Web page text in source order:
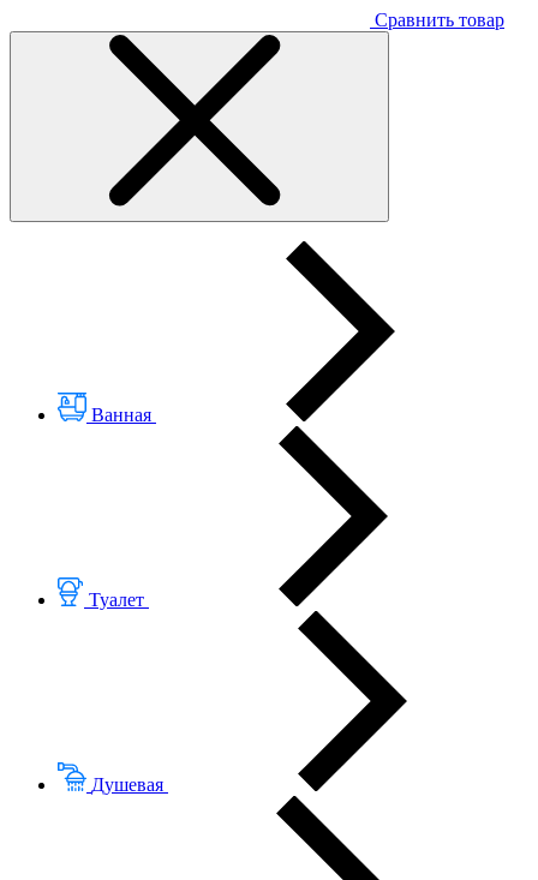
Сравнить товар
Ванная
Туалет
Душевая